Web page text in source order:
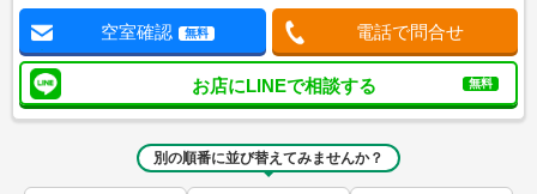
空室確認 無料 電話で問合せ
お店にLINEで相談する 無料
別の順番に並び替えてみませんか？